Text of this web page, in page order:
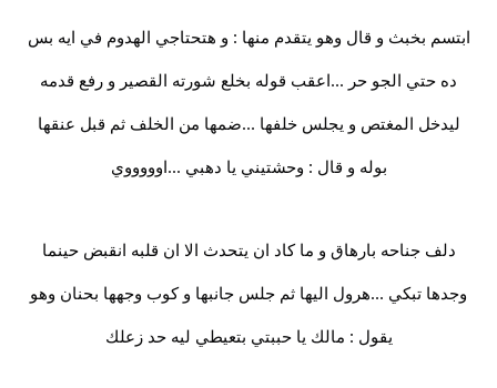
ابتسم بخبث و قال وهو يتقدم منها : و هتحتاجي الهدوم في ايه بس
ده حتي الجو حر ...اعقب قوله بخلع شورته القصير و رفع قدمه
ليدخل المغتص و يجلس خلفها ...ضمها من الخلف ثم قبل عنقها
بوله و قال : وحشتيني يا دهبي ...اوووووي
دلف جناحه بارهاق و ما كاد ان يتحدث الا ان قلبه انقبض حينما
وجدها تبكي ...هرول اليها ثم جلس جانبها و كوب وجهها بحنان وهو
يقول : مالك يا حببتي بتعيطي ليه حد زعلك